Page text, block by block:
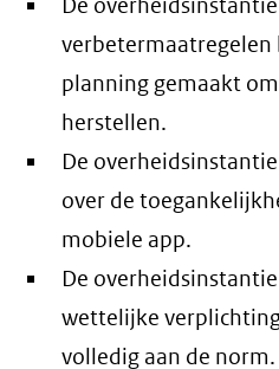
De
verbetermaatregelen
planning gemaakt
herstellen.
De
over de
mobiele app.
De
wettelijke
volledig aan de norm.